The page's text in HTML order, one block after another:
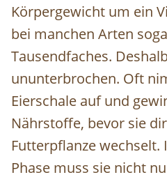
Körpergewicht um ein
bei manchen Arten
Tausendfaches.
ununterbrochen. Oft
Eierschale auf und
Nährstoffe, bevor sie
Futterpflanze wechselt.
Phase muss sie nicht